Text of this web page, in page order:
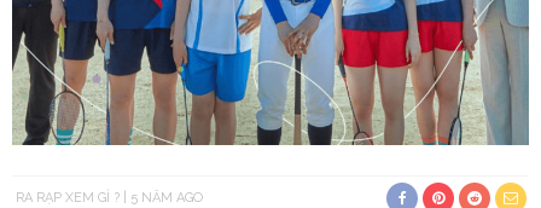
RA RẠP XEM GÌ ? 5 NĂM AGO